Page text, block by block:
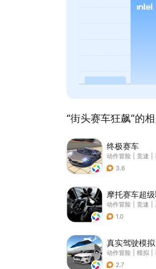
“街头赛车狂飙”的
终极赛车
动作冒险 竞速
3.6
摩托赛车超
动作冒险 竞速
1.0
真实驾驶模拟
动作冒险 模拟
2.7